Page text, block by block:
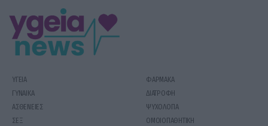
ΥΓΕΙΑ
ΦΑΡΜΑΚΑ
ΓΥΝΑΙΚΑ
ΔΙΑΤΡΟΦΗ
ΑΣΘΕΝΕΙΕΣ
ΨΥΧΟΛΟΓΙΑ
ΣΕΞ
ΟΜΟΙΟΠΑΘΗΤΙΚΗ